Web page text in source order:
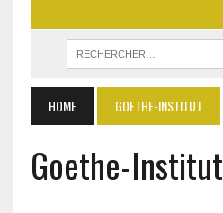
HOME GOETHE-INSTITUT
Goethe-Institut